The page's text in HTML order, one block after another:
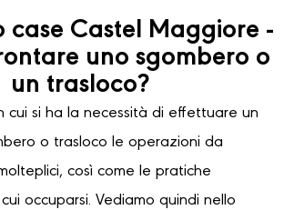
case Castel Maggiore -
uno sgombero o
un trasloco?
cui si ha la necessità di effettuare un
o trasloco le operazioni da
così come le pratiche
occuparsi. Vediamo quindi nello